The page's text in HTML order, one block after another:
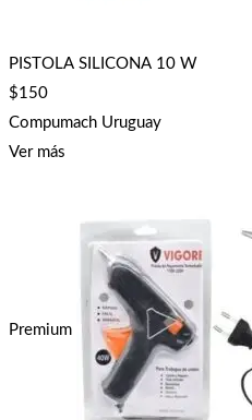
PISTOLA SILICONA 10 W
$150
Compumach Uruguay
Ver más
Premium